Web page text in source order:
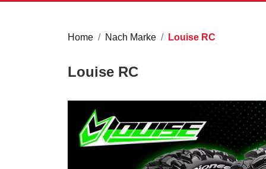
Home Nach Marke Louise RC
Louise RC